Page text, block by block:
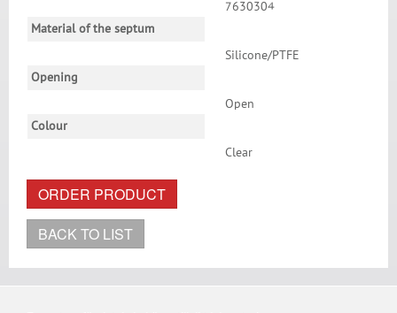
7630304
Material of the septum
Silicone/PTFE
Opening
Open
Colour
Clear
ORDER PRODUCT
BACK TO LIST